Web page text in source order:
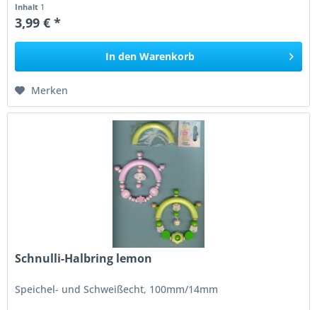
Inhalt 1
3,99 € *
In den Warenkorb
Merken
Schnulli-Halbring lemon
Speichel- und Schweißecht, 100mm/14mm